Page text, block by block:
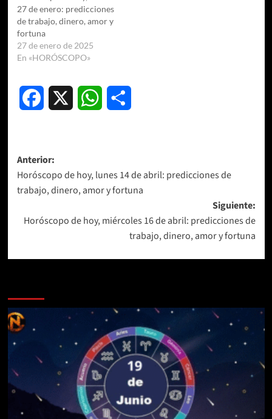
27 de enero: predicciones
de trabajo, dinero, amor y
fortuna
27 de enero de 2025
En «HORÓSCOPO»
Facebook WhatsApp
Navegación
de
entradas
Anterior:
Horóscopo de hoy, lunes 14 de abril: predicciones de
trabajo, dinero, amor y fortuna
Siguiente:
Horóscopo de hoy, miércoles 16 de abril: predicciones de
trabajo, dinero, amor y fortuna